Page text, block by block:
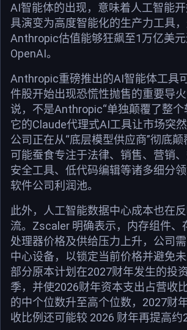
AI智能体的出现，意味着人工智能
具演变为高度智能化的生产力工具
Anthropic估值能够狂飙至1万亿美
OpenAI。
Anthropic重磅推出的AI智能体工具
件股开始出现恐慌性抛售的重要导
说，不是Anthropic“单独颠覆了整个
它的Claude代理式AI工具让市场突
公司正在从“底层模型供应商”彻底颠
可能蚕食专注于法律、销售、营销
安全工具、低代码编辑等诸多细分
软件公司利润池。
此外，人工智能数据中心成本也在
流。Zscaler 明确表示，内存组件、
处理器价格及供给压力上升，公司
中心设备，以锁定当前价格并避免
部分原本计划在2027财年发生的投
季，并使2026财年资本支出占营收
的中个位数升至高个位数，2027财
收比例还可能较 2026 财年再提高约